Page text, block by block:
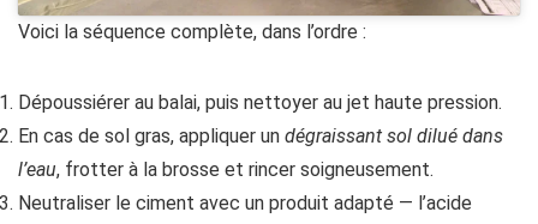
Voici la séquence complète, dans l’ordre :
Dépoussiérer au balai, puis nettoyer au jet haute pression.
En cas de sol gras, appliquer un dégraissant sol dilué dans
l’eau, frotter à la brosse et rincer soigneusement.
Neutraliser le ciment avec un produit adapté — l’acide